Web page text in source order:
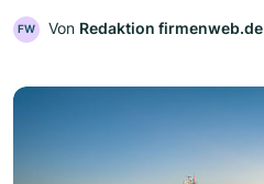
FW Von Redaktion firmenweb.de